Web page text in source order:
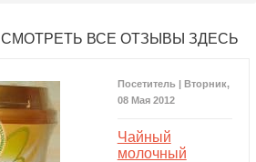
СМОТРЕТЬ ВСЕ ОТЗЫВЫ ЗДЕСЬ
Посетитель | Вторник,
08 Мая 2012
Чайный
молочный